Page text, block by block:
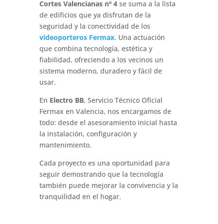
Cortes Valencianas nº 4se suma a la lista
de edificios que ya disfrutan de la
seguridad y la conectividad de los
videoporteros Fermax. Una actuación
que combina tecnología, estética y
fiabilidad, ofreciendo a los vecinos un
sistema moderno, duradero y fácil de
usar.
En Electro BB, Servicio Técnico Oficial
Fermax en Valencia, nos encargamos de
todo: desde el asesoramiento inicial hasta
la instalación, configuración y
mantenimiento.
Cada proyecto es una oportunidad para
seguir demostrando que la tecnología
también puede mejorar la convivencia y la
tranquilidad en el hogar.